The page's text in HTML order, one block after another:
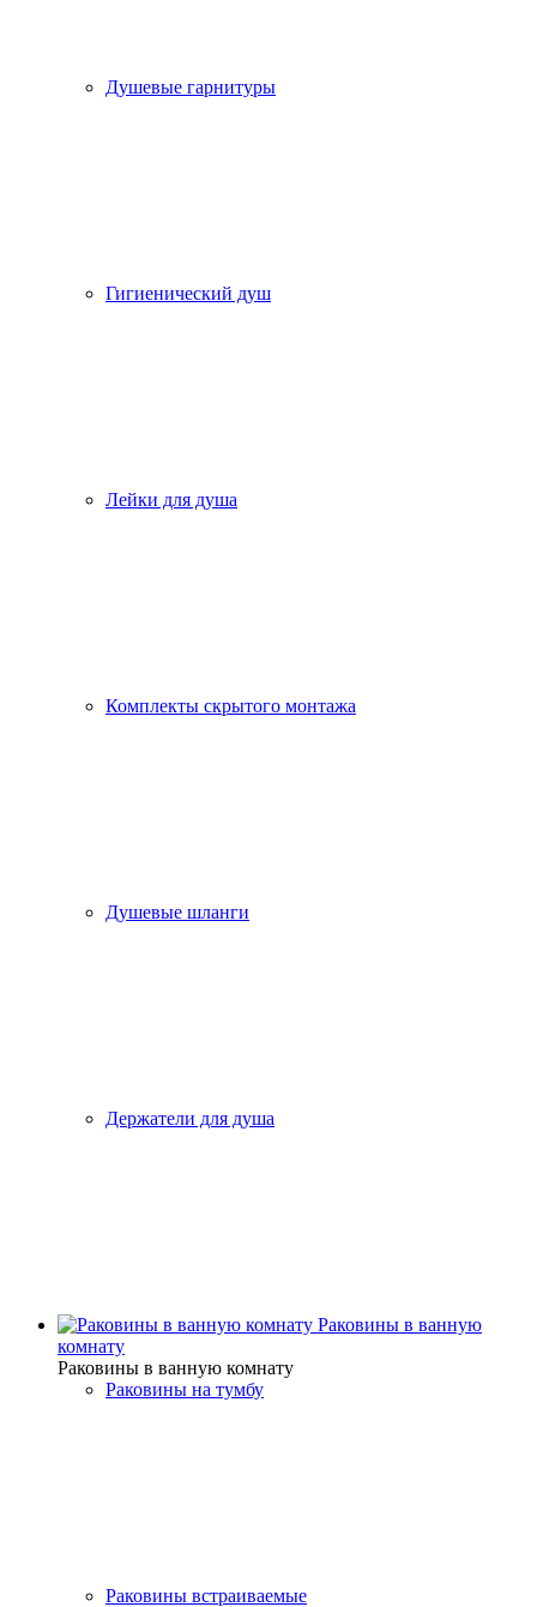
Душевые гарнитуры
Гигиенический душ
Лейки для душа
Комплекты скрытого монтажа
Душевые шланги
Держатели для душа
Раковины в ванную
комнату
Раковины в ванную комнату
Раковины на тумбу
Раковины встраиваемые